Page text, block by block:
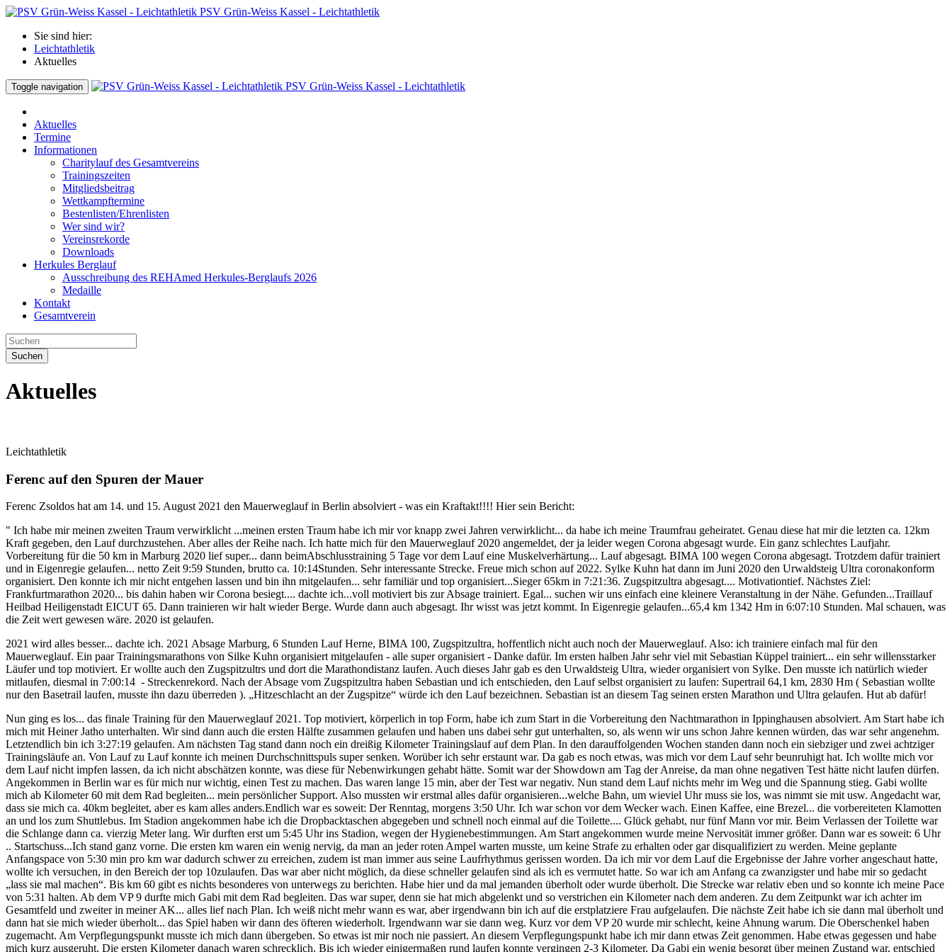
PSV Grün-Weiss Kassel - Leichtathletik
Sie sind hier:
Leichtathletik
Aktuelles
Toggle navigation PSV Grün-Weiss Kassel - Leichtathletik
Aktuelles
Termine
Informationen
Charitylauf des Gesamtvereins
Trainingszeiten
Mitgliedsbeitrag
Wettkampftermine
Bestenlisten/Ehrenlisten
Wer sind wir?
Vereinsrekorde
Downloads
Herkules Berglauf
Ausschreibung des REHAmed Herkules-Berglaufs 2026
Medaille
Kontakt
Gesamtverein
Suchen
Aktuelles
Leichtathletik
Ferenc auf den Spuren der Mauer
Ferenc Zsoldos hat am 14. und 15. August 2021 den Mauerweglauf in Berlin absolviert - was ein Kraftakt!!!! Hier sein Bericht:
" Ich habe mir meinen zweiten Traum verwirklicht ...meinen ersten Traum habe ich mir vor knapp zwei Jahren verwirklicht... da habe ich meine Traumfrau geheiratet. Genau diese hat mir die letzten ca. 12km
Kraft gegeben, den Lauf durchzustehen. Aber alles der Reihe nach. Ich hatte mich für den Mauerweglauf 2020 angemeldet, der ja leider wegen Corona abgesagt wurde. Ein ganz schlechtes Laufjahr.
Vorbereitung für die 50 km in Marburg 2020 lief super... dann beimAbschlusstraining 5 Tage vor dem Lauf eine Muskelverhärtung... Lauf abgesagt. BIMA 100 wegen Corona abgesagt. Trotzdem dafür trainiert
und in Eigenregie gelaufen... netto Zeit 9:59 Stunden, brutto ca. 10:14Stunden. Sehr interessante Strecke. Freue mich schon auf 2022. Sylke Kuhn hat dann im Juni 2020 den Urwaldsteig Ultra coronakonform
organisiert. Den konnte ich mir nicht entgehen lassen und bin ihn mitgelaufen... sehr familiär und top organisiert...Sieger 65km in 7:21:36. Zugspitzultra abgesagt.... Motivationtief. Nächstes Ziel:
Frankfurtmarathon 2020... bis dahin haben wir Corona besiegt.... dachte ich...voll motiviert bis zur Absage trainiert. Egal... suchen wir uns einfach eine kleinere Veranstaltung in der Nähe. Gefunden...Traillauf
Heilbad Heiligenstadt EICUT 65. Dann trainieren wir halt wieder Berge. Wurde dann auch abgesagt. Ihr wisst was jetzt kommt. In Eigenregie gelaufen...65,4 km 1342 Hm in 6:07:10 Stunden. Mal schauen, was
die Zeit wert gewesen wäre. 2020 ist gelaufen.
2021 wird alles besser... dachte ich. 2021 Absage Marburg, 6 Stunden Lauf Herne, BIMA 100, Zugspitzultra, hoffentlich nicht auch noch der Mauerweglauf. Also: ich trainiere einfach mal für den
Mauerweglauf. Ein paar Trainingsmarathons von Silke Kuhn organisiert mitgelaufen - alle super organisiert - Danke dafür. Im ersten halben Jahr sehr viel mit Sebastian Küppel trainiert... ein sehr willensstarker
Läufer und top motiviert. Er wollte auch den Zugspitzultrs und dort die Marathondistanz laufen. Auch dieses Jahr gab es den Urwaldsteig Ultra, wieder organisiert von Sylke. Den musste ich natürlich wieder
mitlaufen, diesmal in 7:00:14 - Streckenrekord. Nach der Absage vom Zugspitzultra haben Sebastian und ich entschieden, den Lauf selbst organisiert zu laufen: Supertrail 64,1 km, 2830 Hm ( Sebastian wollte
nur den Basetrail laufen, musste ihn dazu überreden ). „Hitzeschlacht an der Zugspitze“ würde ich den Lauf bezeichnen. Sebastian ist an diesem Tag seinen ersten Marathon und Ultra gelaufen. Hut ab dafür!
Nun ging es los... das finale Training für den Mauerweglauf 2021. Top motiviert, körperlich in top Form, habe ich zum Start in die Vorbereitung den Nachtmarathon in Ippinghausen absolviert. Am Start habe ich
mich mit Heiner Jatho unterhalten. Wir sind dann auch die ersten Hälfte zusammen gelaufen und haben uns dabei sehr gut unterhalten, so, als wenn wir uns schon Jahre kennen würden, das war sehr angenehm.
Letztendlich bin ich 3:27:19 gelaufen. Am nächsten Tag stand dann noch ein dreißig Kilometer Trainingslauf auf dem Plan. In den darauffolgenden Wochen standen dann noch ein siebziger und zwei achtziger
Trainingsläufe an. Von Lauf zu Lauf konnte ich meinen Durchschnittspuls super senken. Worüber ich sehr erstaunt war. Da gab es noch etwas, was mich vor dem Lauf sehr beunruhigt hat. Ich wollte mich vor
dem Lauf nicht impfen lassen, da ich nicht abschätzen konnte, was diese für Nebenwirkungen gehabt hätte. Somit war der Showdown am Tag der Anreise, da man ohne negativen Test hätte nicht laufen dürfen.
Angekommen in Berlin war es für mich nur wichtig, einen Test zu machen. Das waren lange 15 min, aber der Test war negativ. Nun stand dem Lauf nichts mehr im Weg und die Spannung stieg. Gabi wollte
mich ab Kilometer 60 mit dem Rad begleiten... mein persönlicher Support. Also mussten wir erstmal alles dafür organisieren...welche Bahn, um wieviel Uhr muss sie los, was nimmt sie mit usw. Angedacht war,
dass sie mich ca. 40km begleitet, aber es kam alles anders.Endlich war es soweit: Der Renntag, morgens 3:50 Uhr. Ich war schon vor dem Wecker wach. Einen Kaffee, eine Brezel... die vorbereiteten Klamotten
an und los zum Shuttlebus. Im Stadion angekommen habe ich die Dropbacktaschen abgegeben und schnell noch einmal auf die Toilette.... Glück gehabt, nur fünf Mann vor mir. Beim Verlassen der Toilette war
die Schlange dann ca. vierzig Meter lang. Wir durften erst um 5:45 Uhr ins Stadion, wegen der Hygienebestimmungen. Am Start angekommen wurde meine Nervosität immer größer. Dann war es soweit: 6 Uhr
.. Startschuss...Ich stand ganz vorne. Die ersten km waren ein wenig nervig, da man an jeder roten Ampel warten musste, um keine Strafe zu erhalten oder gar disqualifiziert zu werden. Meine geplante
Anfangspace von 5:30 min pro km war dadurch schwer zu erreichen, zudem ist man immer aus seine Laufrhythmus gerissen worden. Da ich mir vor dem Lauf die Ergebnisse der Jahre vorher angeschaut hatte,
wollte ich versuchen, in den Bereich der top 10zulaufen. Das war aber nicht möglich, da diese schneller gelaufen sind als ich es vermutet hatte. So war ich am Anfang ca zwanzigster und habe mir so gedacht
„lass sie mal machen“. Bis km 60 gibt es nichts besonderes von unterwegs zu berichten. Habe hier und da mal jemanden überholt oder wurde überholt. Die Strecke war relativ eben und so konnte ich meine Pace
von 5:31 halten. Ab dem VP 9 durfte mich Gabi mit dem Rad begleiten. Das war super, denn sie hat mich abgelenkt und so verstrichen ein Kilometer nach dem anderen. Zu dem Zeitpunkt war ich achter im
Gesamtfeld und zweiter in meiner AK... alles lief nach Plan. Ich weiß nicht mehr wann es war, aber irgendwann bin ich auf die erstplatziere Frau aufgelaufen. Die nächste Zeit habe ich sie dann mal überholt und
dann hat sie mich wieder überholt... das Spiel haben wir dann des öfteren wiederholt. Irgendwann war sie dann weg. Kurz vor dem VP 20 wurde mir schlecht, keine Ahnung warum. Die Oberschenkel haben
zugemacht. Am Verpflegungspunkt musste ich mich dann übergeben. So etwas ist mir noch nie passiert. An diesem Verpflegungspunkt habe ich mir dann etwas Zeit genommen. Habe etwas gegessen und habe
mich kurz ausgeruht. Die ersten Kilometer danach waren schrecklich. Bis ich wieder einigermaßen rund laufen konnte vergingen 2-3 Kilometer. Da Gabi ein wenig besorgt über meinen Zustand war, entschied